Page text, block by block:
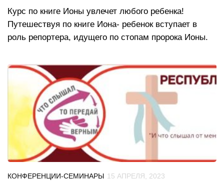
Курс по книге Ионы увлечет любого ребенка!
Путешествуя по книге Иона- ребенок вступает в
роль репортера, идущего по стопам пророка Ионы.
КОНФЕРЕНЦИИ-СЕМИНАРЫ 15 АПРЕЛЯ, 2023